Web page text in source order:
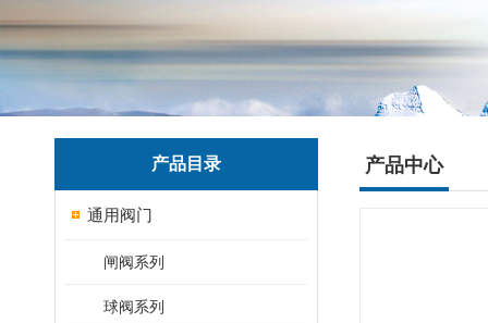
产品目录
通用阀门
闸阀系列
球阀系列
产品中心